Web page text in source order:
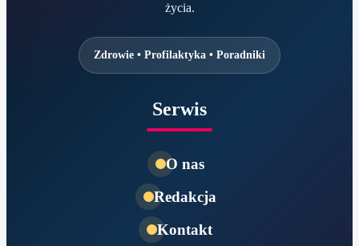
życia.
Zdrowie • Profilaktyka • Poradniki
Serwis
O nas
Redakcja
Kontakt